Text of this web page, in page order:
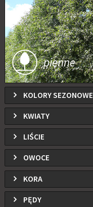
pienne
KOLORY SEZONOWE
KWIATY
LIŚCIE
OWOCE
KORA
PĘDY